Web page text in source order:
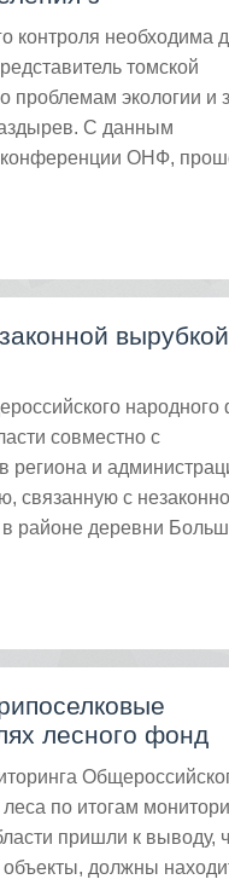
контроля необходима
томской
проблемам экологии и
С данным
конференции ОНФ,
вырубкой
народного
совместно с
региона и
связанную с
в районе деревни
лесного фонд
по итогам
пришли к выводу,
должны